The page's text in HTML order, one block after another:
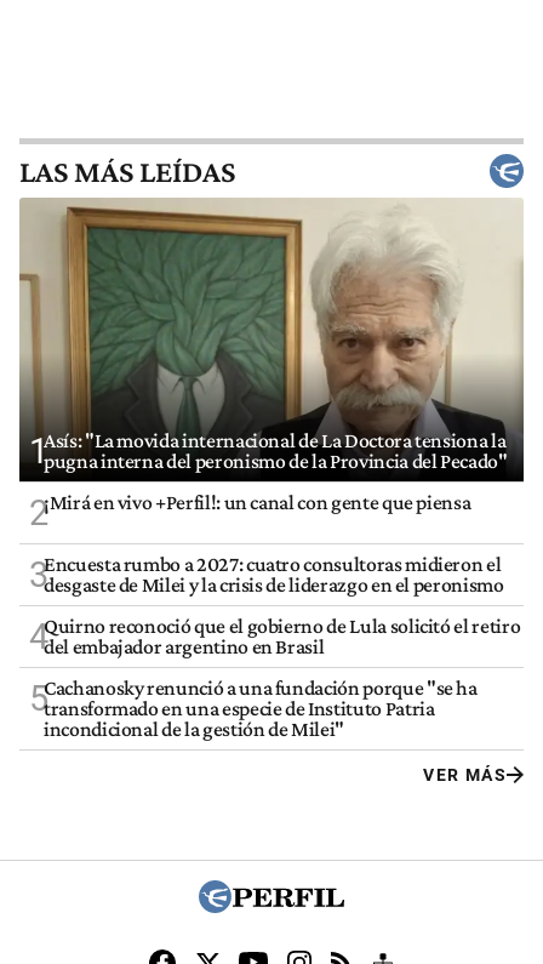
LAS MÁS LEÍDAS
1Asís: "La movida internacional de La Doctora tensiona la
pugna interna del peronismo de la Provincia del Pecado"
2¡Mirá en vivo +Perfil!: un canal con gente que piensa
3Encuesta rumbo a 2027: cuatro consultoras midieron el
desgaste de Milei y la crisis de liderazgo en el peronismo
4Quirno reconoció que el gobierno de Lula solicitó el retiro
del embajador argentino en Brasil
5Cachanosky renunció a una fundación porque "se ha
transformado en una especie de Instituto Patria
incondicional de la gestión de Milei"
VER MÁS